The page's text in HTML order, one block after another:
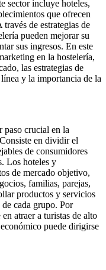
sector incluye hoteles,
que ofrecen
de estrategias de
pueden mejorar su
sus ingresos. En este
en la hostelería,
las estrategias de
y la importancia de la
paso crucial en la
en dividir el
de consumidores
Los hoteles y
de mercado objetivo,
familias, parejas,
productos y servicios
de cada grupo. Por
atraer a turistas de alto
puede dirigirse